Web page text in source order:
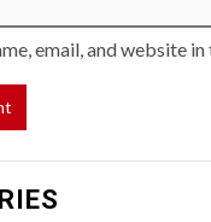
email, and website